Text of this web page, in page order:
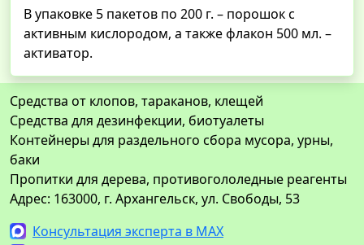
В упаковке 5 пакетов по 200 г. – порошок с
активным кислородом, а также флакон 500 мл. –
активатор.
Средства от клопов, тараканов, клещей
Средства для дезинфекции, биотуалеты
Контейнеры для раздельного сбора мусора, урны,
баки
Пропитки для дерева, противогололедные реагенты
Адрес: 163000, г. Архангельск, ул. Свободы, 53
Консультация эксперта в MAX